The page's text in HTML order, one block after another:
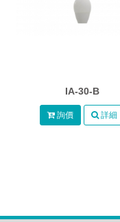
IA-30-B
詢價 詳細